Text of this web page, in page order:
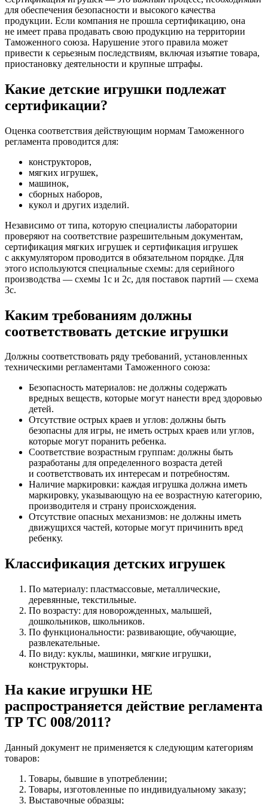
для обеспечения безопасности и высокого качества
продукции. Если компания не прошла сертификацию, она
не имеет права продавать свою продукцию на территории
Таможенного союза. Нарушение этого правила может
привести к серьезным последствиям, включая изъятие товара,
приостановку деятельности и крупные штрафы.
Какие детские игрушки подлежат
сертификации?
Оценка соответствия действующим нормам Таможенного
регламента проводится для:
конструкторов,
мягких игрушек,
машинок,
сборных наборов,
кукол и других изделий.
Независимо от типа, которую специалисты лаборатории
проверяют на соответствие разрешительным документам,
сертификация мягких игрушек и сертификация игрушек
с аккумулятором проводится в обязательном порядке. Для
этого используются специальные схемы: для серийного
производства — схемы 1c и 2c, для поставок партий — схема
3c.
Каким требованиям должны
соответствовать детские игрушки
Должны соответствовать ряду требований, установленных
техническими регламентами Таможенного союза:
Безопасность материалов: не должны содержать
вредных веществ, которые могут нанести вред здоровью
детей.
Отсутствие острых краев и углов: должны быть
безопасны для игры, не иметь острых краев или углов,
которые могут поранить ребенка.
Соответствие возрастным группам: должны быть
разработаны для определенного возраста детей
и соответствовать их интересам и потребностям.
Наличие маркировки: каждая игрушка должна иметь
маркировку, указывающую на ее возрастную категорию,
производителя и страну происхождения.
Отсутствие опасных механизмов: не должны иметь
движущихся частей, которые могут причинить вред
ребенку.
Классификация детских игрушек
По материалу: пластмассовые, металлические,
деревянные, текстильные.
По возрасту: для новорожденных, малышей,
дошкольников, школьников.
По функциональности: развивающие, обучающие,
развлекательные.
По виду: куклы, машинки, мягкие игрушки,
конструкторы.
На какие игрушки НЕ
распространяется действие регламента
ТР ТС 008/2011?
Данный документ не применяется к следующим категориям
товаров:
Товары, бывшие в употреблении;
Товары, изготовленные по индивидуальному заказу;
Выставочные образцы;